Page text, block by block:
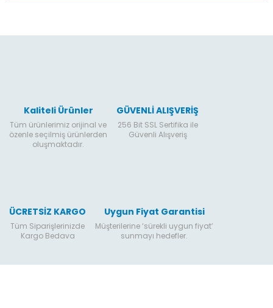
Kaliteli Ürünler
Tüm ürünlerimiz orijinal ve
özenle seçilmiş ürünlerden
oluşmaktadır.
GÜVENLİ ALIŞVERİŞ
256 Bit SSL Sertifika ile
Güvenli Alışveriş
ÜCRETSİZ KARGO
Tüm Siparişlerinizde
Kargo Bedava
Uygun Fiyat Garantisi
Müşterilerine ‘sürekli uygun fiyat’
sunmayı hedefler.